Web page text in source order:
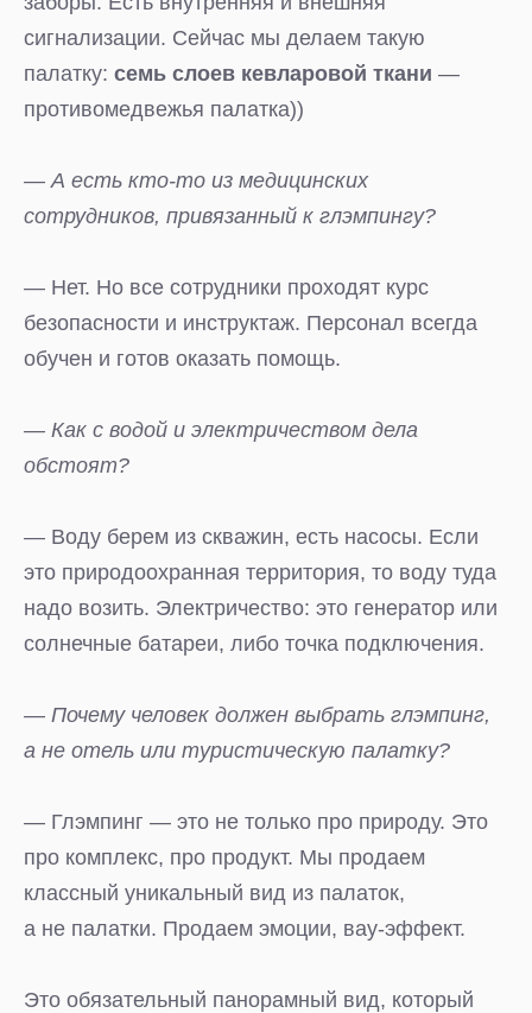
сигнализации. Сейчас мы делаем такую
палатку: семь слоев кевларовой ткани —
противомедвежья палатка))
— А есть кто-то из медицинских
сотрудников, привязанный к глэмпингу?
— Нет. Но все сотрудники проходят курс
безопасности и инструктаж. Персонал всегда
обучен и готов оказать помощь.
— Как с водой и электричеством дела
обстоят?
— Воду берем из скважин, есть насосы. Если
это природоохранная территория, то воду туда
надо возить. Электричество: это генератор или
солнечные батареи, либо точка подключения.
— Почему человек должен выбрать глэмпинг,
а не отель или туристическую палатку?
— Глэмпинг — это не только про природу. Это
про комплекс, про продукт. Мы продаем
классный уникальный вид из палаток,
а не палатки. Продаем эмоции, вау-эффект.
Это обязательный панорамный вид, который